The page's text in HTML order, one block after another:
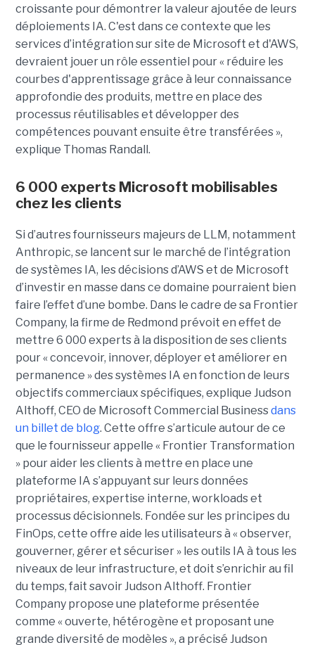
croissante pour démontrer la valeur ajoutée de leurs
déploiements IA. C'est dans ce contexte que les
services d’intégration sur site de Microsoft et d'AWS,
devraient jouer un rôle essentiel pour « réduire les
courbes d'apprentissage grâce à leur connaissance
approfondie des produits, mettre en place des
processus réutilisables et développer des
compétences pouvant ensuite être transférées »,
explique Thomas Randall.
6 000 experts Microsoft mobilisables
chez les clients
Si d’autres fournisseurs majeurs de LLM, notamment
Anthropic, se lancent sur le marché de l’intégration
de systèmes IA, les décisions d’AWS et de Microsoft
d’investir en masse dans ce domaine pourraient bien
faire l’effet d’une bombe. Dans le cadre de sa Frontier
Company, la firme de Redmond prévoit en effet de
mettre 6 000 experts à la disposition de ses clients
pour « concevoir, innover, déployer et améliorer en
permanence » des systèmes IA en fonction de leurs
objectifs commerciaux spécifiques, explique Judson
Althoff, CEO de Microsoft Commercial Businessdans
un billet de blog. Cette offre s’articule autour de ce
que le fournisseur appelle « Frontier Transformation
» pour aider les clients à mettre en place une
plateforme IA s’appuyant sur leurs données
propriétaires, expertise interne, workloads et
processus décisionnels. Fondée sur les principes du
FinOps, cette offre aide les utilisateurs à « observer,
gouverner, gérer et sécuriser » les outils IA à tous les
niveaux de leur infrastructure, et doit s’enrichir au fil
du temps, fait savoir Judson Althoff. Frontier
Company propose une plateforme présentée
comme « ouverte, hétérogène et proposant une
grande diversité de modèles », a précisé Judson